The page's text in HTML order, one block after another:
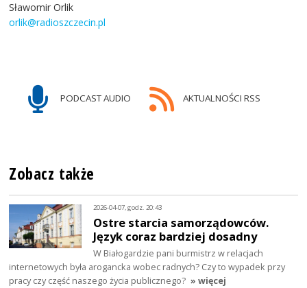
Sławomir Orlik
orlik@radioszczecin.pl
PODCAST AUDIO AKTUALNOŚCI RSS
Zobacz także
2026-04-07, godz. 20:43
Ostre starcia samorządowców.
Język coraz bardziej dosadny
W Białogardzie pani burmistrz w relacjach
internetowych była arogancka wobec radnych? Czy to wypadek przy
pracy czy część naszego życia publicznego? » więcej